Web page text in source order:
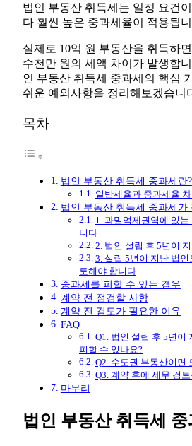
법인 부동산 취득세는 일정 요건
다 훨씬 높은 중과세율이 적용됩
실제로 10억 원 부동산을 취득하
수천만 원의 세액 차이가 발생합
인 부동산 취득세 중과세의 핵심
쉬운 예외사항을 정리해보겠습니
목차
법인 부동산 취득세 중과세란?
일반세율과 중과세율 차
법인 부동산 취득세 중과세가
1. 과밀억제권역에 있
니다
2. 법인 설립 후 5년이
3. 설립 5년이 지난 법
토해야 합니다
중과세를 피할 수 있는 경우
계약 전 점검할 사항
계약 전 검토가 필요한 이유
FAQ
Q1. 법인 설립 후 5년이
피할 수 있나요?
Q2. 수도권 부동산이면
Q3. 계약 후에 세무 검
마무리
법인 부동산 취득세 중